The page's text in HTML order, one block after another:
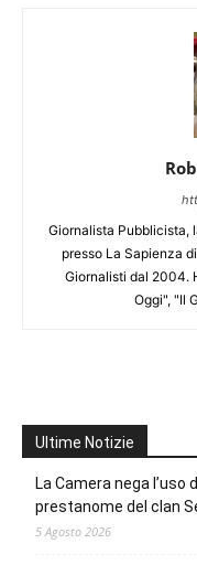
Giornalista Pubblicista,
presso La Sapienza
Giornalisti dal 2004.
Oggi", "Il
Ultime Notizie
La Camera nega
prestanome del clan
5 Agosto 2026